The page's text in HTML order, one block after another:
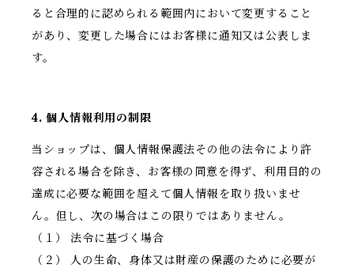
ると合理的に認められる範囲内において変更すること
があり、変更した場合にはお客様に通知又は公表しま
す。
4. 個人情報利用の制限
当ショップは、個人情報保護法その他の法令により許
容される場合を除き、お客様の同意を得ず、利用目的の
達成に必要な範囲を超えて個人情報を取り扱いませ
ん。但し、次の場合はこの限りではありません。
（１） 法令に基づく場合
（２） 人の生命、身体又は財産の保護のために必要が